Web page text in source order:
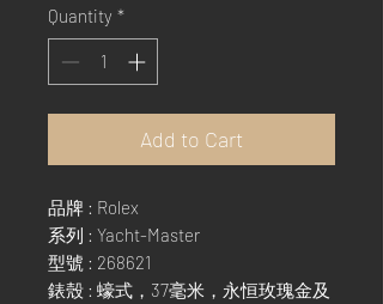
Quantity *
Add to Cart
品牌 : Rolex
系列 : Yacht-Master
型號 : 268621
錶殼 : 蠔式，37毫米，永恒玫瑰金及